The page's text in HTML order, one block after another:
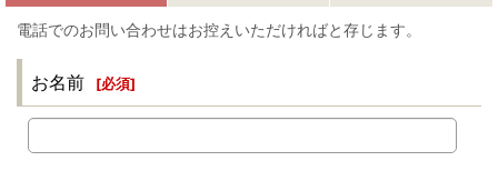
電話でのお問い合わせはお控えいただければと存じます。
お名前 [必須]